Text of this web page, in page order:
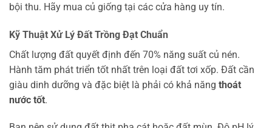
bội thu. Hãy mua củ giống tại các cửa hàng uy tín.
Kỹ Thuật Xử Lý Đất Trồng Đạt Chuẩn
Chất lượng đất quyết định đến 70% năng suất củ nén.
Hành tăm phát triển tốt nhất trên loại đất tơi xốp. Đất cần
giàu dinh dưỡng và đặc biệt là phải có khả năng thoát
nước tốt.